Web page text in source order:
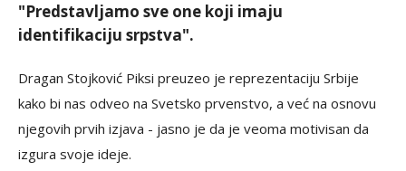
"Predstavljamo sve one koji imaju
identifikaciju srpstva".
Dragan Stojković Piksi preuzeo je reprezentaciju Srbije
kako bi nas odveo na Svetsko prvenstvo, a već na osnovu
njegovih prvih izjava - jasno je da je veoma motivisan da
izgura svoje ideje.